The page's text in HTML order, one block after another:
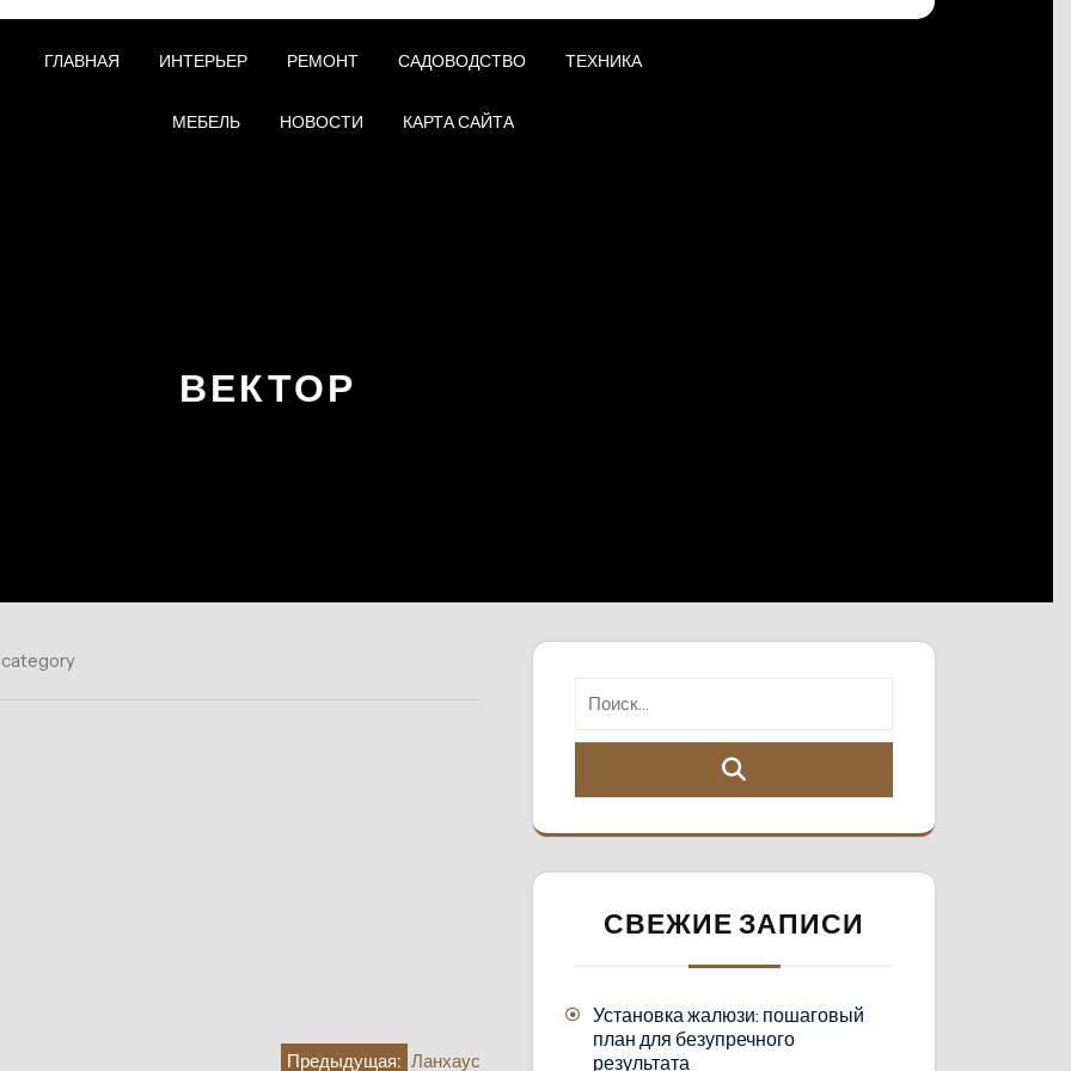
ГЛАВНАЯ ИНТЕРЬЕР РЕМОНТ САДОВОДСТВО ТЕХНИКА
МЕБЕЛЬ НОВОСТИ КАРТА САЙТА
ВЕКТОР
category
Предыдущая: Ланхаус
СВЕЖИЕ ЗАПИСИ
Установка жалюзи: пошаговый
план для безупречного
результата